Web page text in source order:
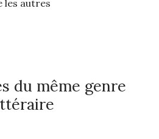
les autres
du même genre